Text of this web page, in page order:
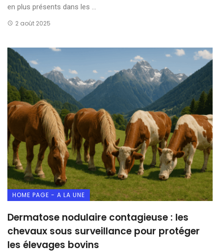
en plus présents dans les ...
2 août 2025
HOME PAGE - A LA UNE
Dermatose nodulaire contagieuse : les
chevaux sous surveillance pour protéger
les élevages bovins